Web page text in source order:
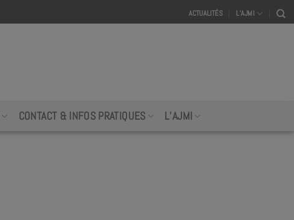
ACTUALITÉS L’AJMI
CONTACT & INFOS PRATIQUES L’AJMI